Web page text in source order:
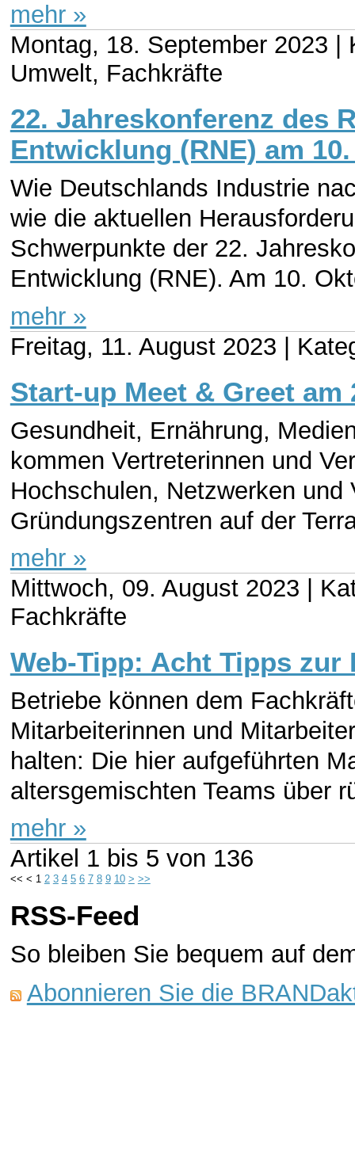
mehr »
Montag, 18. September 2023 |
Umwelt, Fachkräfte
22. Jahreskonferenz des
Entwicklung (RNE) am
Wie Deutschlands Industrie
wie die aktuellen
Schwerpunkte der 22.
Entwicklung (RNE). Am 10.
mehr »
Freitag, 11. August 2023 |
Start-up Meet & Greet
Gesundheit, Ernährung,
kommen Vertreterinnen und
Hochschulen, Netzwerken und
Gründungszentren auf der
mehr »
Mittwoch, 09. August 2023 |
Fachkräfte
Web-Tipp: Acht Tipps
Betriebe können dem
Mitarbeiterinnen und
halten: Die hier aufgeführten
altersgemischten Teams über
mehr »
Artikel 1 bis 5 von 136
<< < 1 2 3 4 5 6 7 8 9 10 > >>
RSS-Feed
So bleiben Sie bequem auf
Abonnieren Sie die